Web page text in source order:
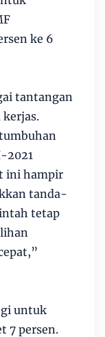
ke 6
tantangan
kerjas.
2021
ini hampir
tanda-
tetap
untuk
7 persen.